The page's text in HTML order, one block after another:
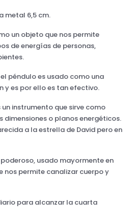
metal 6,5 cm.
un objeto que nos permite
de energías de personas,
péndulo es usado como una
y es por ello es tan efectivo.
instrumento que sirve como
o planos energéticos.
a la estrella de David pero en
usado mayormente en
nos permite canalizar cuerpo y
para alcanzar la cuarta